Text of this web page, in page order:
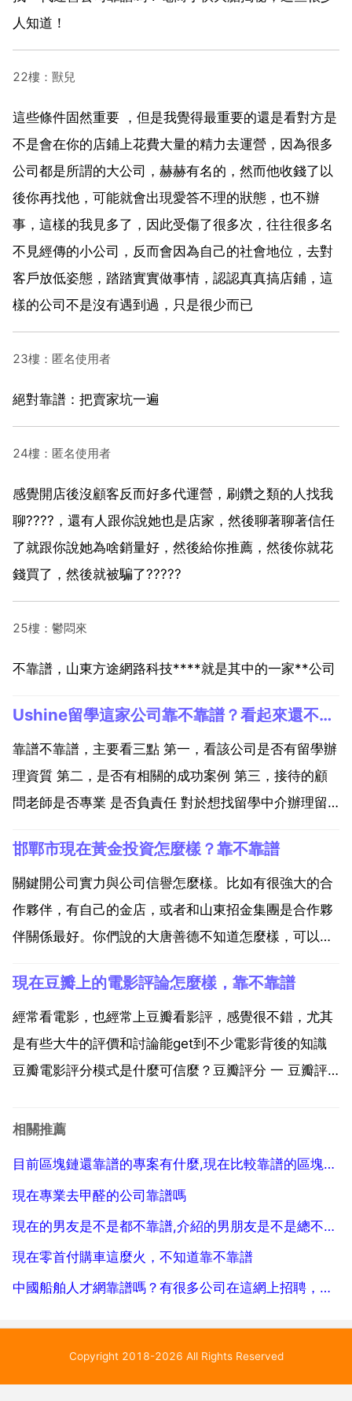
人知道！
22樓：獸兒
這些條件固然重要 ，但是我覺得最重要的還是看對方是
不是會在你的店鋪上花費大量的精力去運營，因為很多
公司都是所謂的大公司，赫赫有名的，然而他收錢了以
後你再找他，可能就會出現愛答不理的狀態，也不辦
事，這樣的我見多了，因此受傷了很多次，往往很多名
不見經傳的小公司，反而會因為自己的社會地位，去對
客戶放低姿態，踏踏實實做事情，認認真真搞店鋪，這
樣的公司不是沒有遇到過，只是很少而已
23樓：匿名使用者
絕對靠譜：把賣家坑一遍
24樓：匿名使用者
感覺開店後沒顧客反而好多代運營，刷鑽之類的人找我
聊????，還有人跟你說她也是店家，然後聊著聊著信任
了就跟你說她為啥銷量好，然後給你推薦，然後你就花
錢買了，然後就被騙了?????
25樓：鬱悶來
不靠譜，山東方途網路科技****就是其中的一家**公司
Ushine留學這家公司靠不靠譜？看起來還不錯，不知道留學申
靠譜不靠譜，主要看三點 第一，看該公司是否有留學辦
理資質 第二，是否有相關的成功案例 第三，接待的顧
問老師是否專業 是否負責任 對於想找留學中介辦理留
留學監理中心官網獲取留學中介機構推薦，在申請完留
學監理之後，留學監理中心會全程監督留學中介機構辦
理，這...
邯鄲市現在黃金投資怎麼樣？靠不靠譜
關鍵開公司實力與公司信譽怎麼樣。比如有很強大的合
作夥伴，有自己的金店，或者和山東招金集團是合作夥
伴關係最好。你們說的大唐善德不知道怎麼樣，可以去
望謹慎。而且最近國際金價也不太穩定。最近頒發了 國
38號檔案 大家小心啊。大唐善德 公司剛剛在這時候成
立...
現在豆瓣上的電影評論怎麼樣，靠不靠譜
經常看電影，也經常上豆瓣看影評，感覺很不錯，尤其
是有些大牛的評價和討論能get到不少電影背後的知識
豆瓣電影評分模式是什麼可信麼？豆瓣評分 一 豆瓣評
審團 豆瓣沒有專家評審，但有乙個一億多人的大眾評審
相關推薦
目前區塊鏈還靠譜的專案有什麼,現在比較靠譜的區塊鏈專案有哪些？
現在專業去甲醛的公司靠譜嗎
現在的男友是不是都不靠譜,介紹的男朋友是不是總不靠譜
現在零首付購車這麼火，不知道靠不靠譜
中國船舶人才網靠譜嗎？有很多公司在這網上招聘，投了很多簡歷
Copyright 2018-2026 All Rights Reserved